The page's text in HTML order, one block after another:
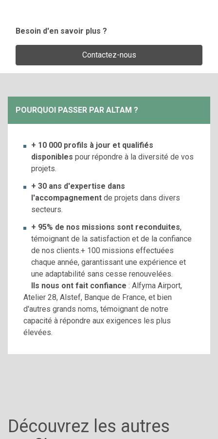
Besoin d'en savoir plus ?
Contactez-nous
POURQUOI PASSER PAR ALTAM ?
+ 10 000 profils à jour et qualifiés
disponibles pour répondre à la diversité de vos
projets.
+ 30 ans d'expertise dans
l'accompagnement de projets dans divers
secteurs.
+ 95% de nos missions sont reconduites,
témoignant de la satisfaction et de la confiance
de nos clients.+ 100 missions effectuées
chaque année, garantissant une expérience et
une adaptabilité sans cesse renouvelées.
Ils nous ont fait confiance : Alfyma Airport,
Atelier 28, Alstef, Banque de France, et bien
d'autres grands noms, témoignant de notre
capacité à répondre aux exigences les plus
élevées.
Découvrez les autres